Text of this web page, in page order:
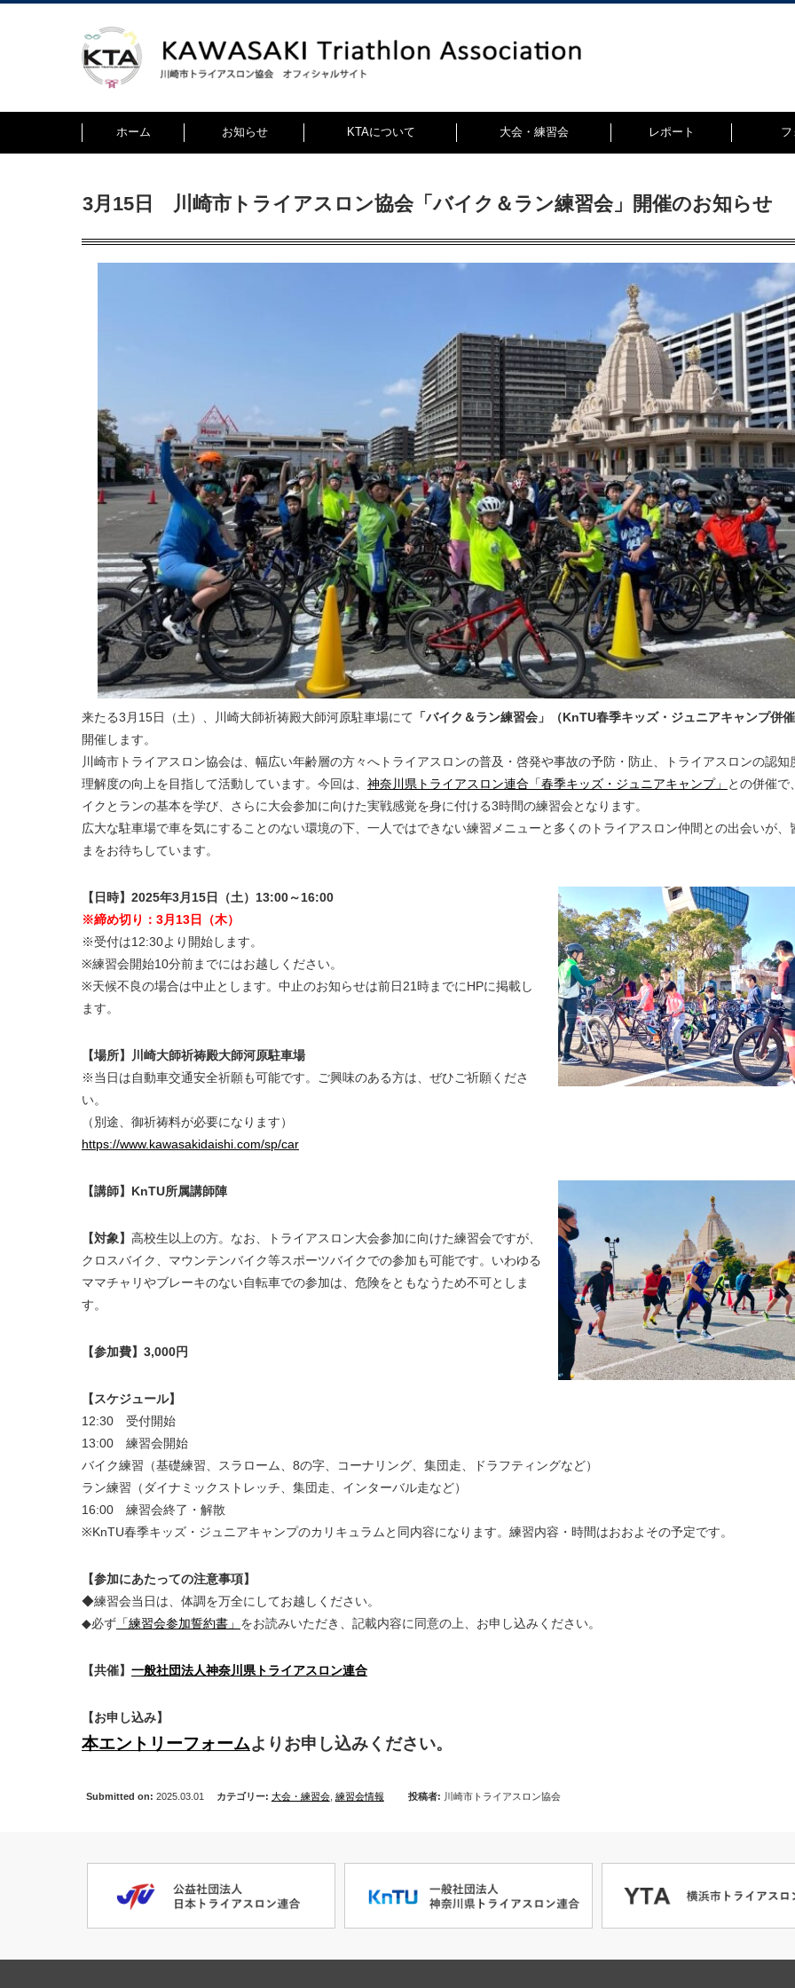
ホーム お知らせ KTAについて 大会・練習会 レポート フ
3月15日 川崎市トライアスロン協会「バイク＆ラン練習会」開催のお知らせ
来たる3月15日（土）、川崎大師祈祷殿大師河原駐車場にて 「バイク＆ラン練習会」（KnTU春季キッズ・ジュニアキャンプ併
開催します。
川崎市トライアスロン協会は、幅広い年齢層の方々へトライアスロンの普及・啓発や事故の予防・防止、トライアスロンの認知
理解度の向上を目指して活動しています。今回は、 神奈川県トライアスロン連合「春季キッズ・ジュニアキャンプ」
との併催で
イクとランの基本を学び、さらに大会参加に向けた実戦感覚を身に付ける3時間の練習会となります。
広大な駐車場で車を気にすることのない環境の下、一人ではできない練習メニューと多くのトライアスロン仲間との出会いが、
まをお待ちしています。
【日時】 2025年3月15日（土）13:00～16:00
※締め切り：3月13日（木）
※受付は12:30より開始します。
※練習会開始10分前までにはお越しください。
※天候不良の場合は中止とします。中止のお知らせは前日21時までにHPに掲載し
ます。
【場所】川崎大師祈祷殿大師河原駐車場
※当日は自動車交通安全祈願も可能です。ご興味のある方は、ぜひご祈願くださ
い。
（別途、御祈祷料が必要になります）
https://www.kawasakidaishi.com/sp/car
【講師】KnTU所属講師陣
【対象】 高校生以上の方。なお、トライアスロン大会参加に向けた練習会ですが、
クロスバイク、マウンテンバイク等スポーツバイクでの参加も可能です。いわゆる
ママチャリやブレーキのない自転車での参加は、危険をともなうため不可としま
す。
【参加費】3,000円
【スケジュール】
12:30 受付開始
13:00 練習会開始
バイク練習（基礎練習、スラローム、8の字、コーナリング、集団走、ドラフティングなど）
ラン練習（ダイナミックストレッチ、集団走、インターバル走など）
16:00 練習会終了・解散
※KnTU春季キッズ・ジュニアキャンプのカリキュラムと同内容になります。 練習内容・時間はおおよその予定です。
【参加にあたっての注意事項】
◆練習会当日は、体調を万全にしてお越しください。
◆必ず 「練習会参加誓約書」 をお読みいただき、記載内容に同意の上、お申し込みください。
【共催】 一般社団法人神奈川県トライアスロン連合
【お申し込み】
本エントリーフォームよりお申し込みください。
Submitted on: 2025.03.01 カテゴリー: 大会・練習会, 練習会情報 投稿者: 川崎市トライアスロン協会